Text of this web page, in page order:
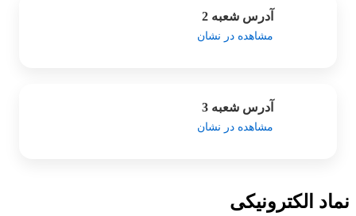
آدرس شعبه 2
مشاهده در نشان
آدرس شعبه 3
مشاهده در نشان
نماد الکترونیکی